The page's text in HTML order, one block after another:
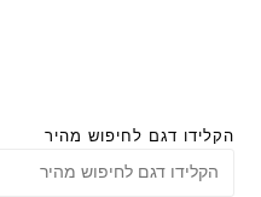
הקלידו דגם לחיפוש מהיר